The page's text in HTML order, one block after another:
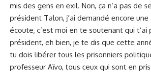
mis des gens en exil. Non, ça n’a pas de
président Talon, j’ai demandé encore une
écoute, c’est moi en te soutenant qui t’ai
président, eh bien, je te dis que cette
tu dois libérer tous les prisonniers
professeur Aïvo, tous ceux qui sont en